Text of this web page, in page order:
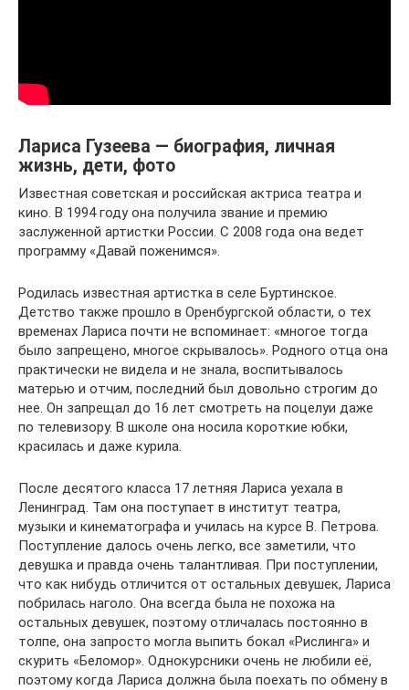
Лариса Гузеева — биография, личная
жизнь, дети, фото
Известная советская и российская актриса театра и
кино. В 1994 году она получила звание и премию
заслуженной артистки России. С 2008 года она ведет
программу «Давай поженимся».
Родилась известная артистка в селе Буртинское.
Детство также прошло в Оренбургской области, о тех
временах Лариса почти не вспоминает: «многое тогда
было запрещено, многое скрывалось». Родного отца она
практически не видела и не знала, воспитывалось
матерью и отчим, последний был довольно строгим до
нее. Он запрещал до 16 лет смотреть на поцелуи даже
по телевизору. В школе она носила короткие юбки,
красилась и даже курила.
После десятого класса 17 летняя Лариса уехала в
Ленинград. Там она поступает в институт театра,
музыки и кинематографа и училась на курсе В. Петрова.
Поступление далось очень легко, все заметили, что
девушка и правда очень талантливая. При поступлении,
что как нибудь отличится от остальных девушек, Лариса
побрилась наголо. Она всегда была не похожа на
остальных девушек, поэтому отличалась постоянно в
толпе, она запросто могла выпить бокал «Рислинга» и
скурить «Беломор». Однокурсники очень не любили её,
поэтому когда Лариса должна была поехать по обмену в